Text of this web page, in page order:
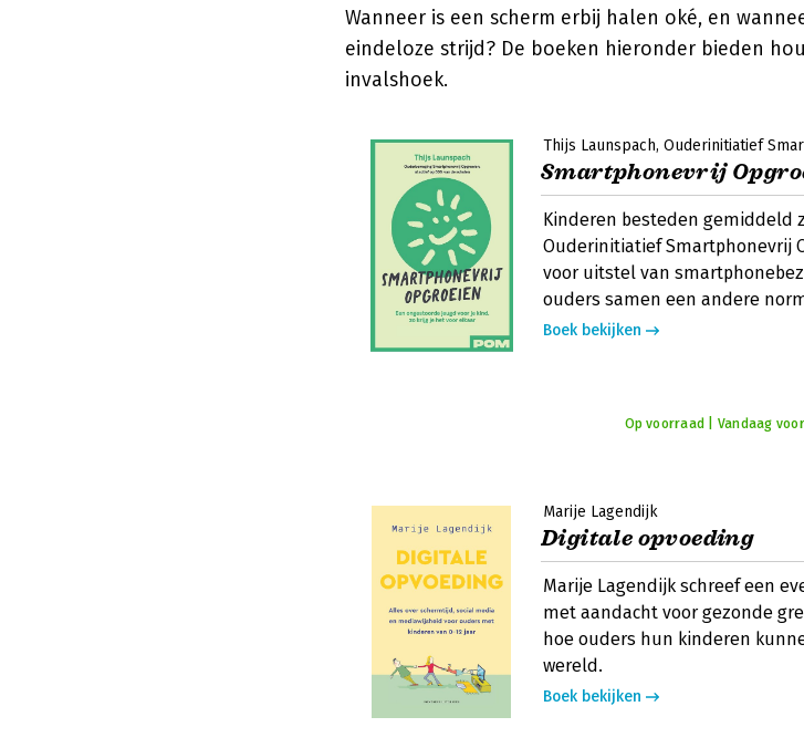
Wanneer is een scherm erbij halen oké, en
eindeloze strijd? De boeken hieronder bieden
invalshoek.
Thijs Launspach Ouderinitiatief
Smartphonevrij
Kinderen besteden gemiddeld
Ouderinitiatief Smartphonevrij
voor uitstel van
ouders samen een andere
Boek bekijken
Op voorraad | Vandaag
Marije Lagendijk
Digitale opvoeding
Marije Lagendijk schreef een
met aandacht voor gezonde
hoe ouders hun kinderen
wereld.
Boek bekijken